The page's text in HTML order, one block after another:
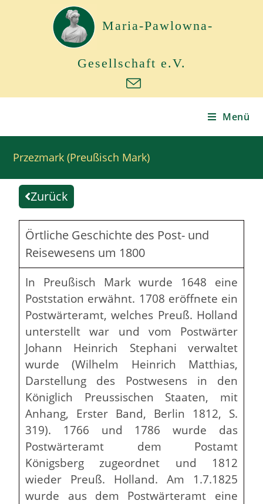
Maria-Pawlowna-
Gesellschaft e.V.
Menü
Przezmark (Preußisch Mark)
Zurück
Örtliche Geschichte des Post- und
Reisewesens um 1800
In Preußisch Mark wurde 1648 eine
Poststation erwähnt. 1708 eröffnete ein
Postwärteramt, welches Preuß. Holland
unterstellt war und vom Postwärter
Johann Heinrich Stephani verwaltet
wurde (Wilhelm Heinrich Matthias,
Darstellung des Postwesens in den
Königlich Preussischen Staaten, mit
Anhang, Erster Band, Berlin 1812, S.
319). 1766 und 1786 wurde das
Postwärteramt dem Postamt
Königsberg zugeordnet und 1812
wieder Preuß. Holland. Am 1.7.1825
wurde aus dem Postwärteramt eine